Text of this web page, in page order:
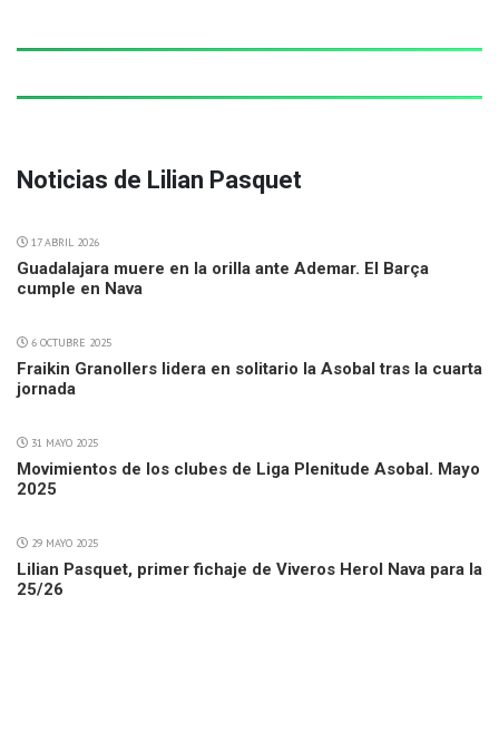
Noticias de Lilian Pasquet
17 ABRIL 2026
Guadalajara muere en la orilla ante Ademar. El Barça
cumple en Nava
6 OCTUBRE 2025
Fraikin Granollers lidera en solitario la Asobal tras la cuarta
jornada
31 MAYO 2025
Movimientos de los clubes de Liga Plenitude Asobal. Mayo
2025
29 MAYO 2025
Lilian Pasquet, primer fichaje de Viveros Herol Nava para la
25/26